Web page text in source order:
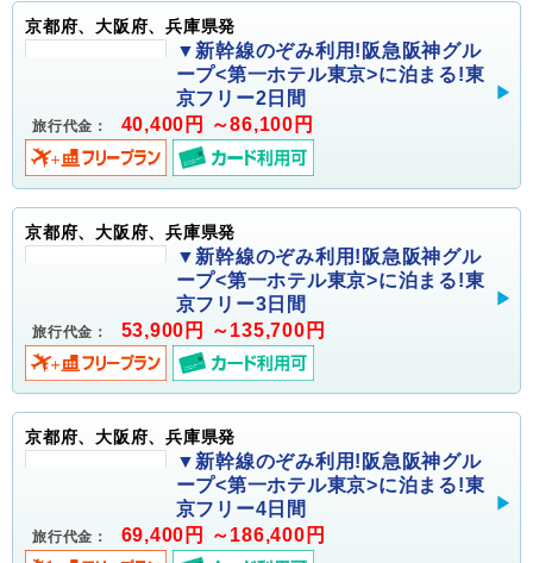
京都府、大阪府、兵庫県発
▼新幹線のぞみ利用!阪急阪神グル
ープ<第一ホテル東京>に泊まる!東
京フリー2日間
旅行代金： 40,400円 ～86,100円
京都府、大阪府、兵庫県発
▼新幹線のぞみ利用!阪急阪神グル
ープ<第一ホテル東京>に泊まる!東
京フリー3日間
旅行代金： 53,900円 ～135,700円
京都府、大阪府、兵庫県発
▼新幹線のぞみ利用!阪急阪神グル
ープ<第一ホテル東京>に泊まる!東
京フリー4日間
旅行代金： 69,400円 ～186,400円